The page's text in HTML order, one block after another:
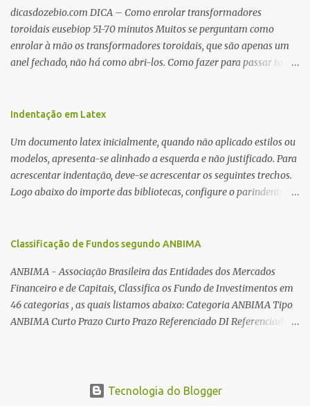
dicasdozebio.com DICA – Como enrolar transformadores
toroidais eusebiop 51-70 minutos Muitos se perguntam como
enrolar à mão os transformadores toroidais, que são apenas um
anel fechado, não há como abri-los. Como fazer para passar toda
utilizadas para automatizar a bobinagem de grandes e pequenos
dos núcleos e dos transformadores toroidais e como foram
desmontados dois deles. Características dos transformadores
toroidais Os transformadores toroidais tem aparecido cada vez
mais em circuitos eletrônicos, pois apresentam algumas
é baixíssima ao redor do transformador, o que perm...
Indentação em Latex
Um documento latex inicialmente, quando não aplicado estilos ou
modelos, apresenta-se alinhado a esquerda e não justificado. Para
acrescentar indentação, deve-se acrescentar os seguintes trechos.
Logo abaixo do importe das bibliotecas, configure o parindent:
{1cm plus 4mm minus 3mm} Para indentar um paragrafo
de um paragrafo, use: \noindent
Classificação de Fundos segundo ANBIMA
ANBIMA - Associação Brasileira das Entidades dos Mercados
Financeiro e de Capitais, Classifica os Fundo de Investimentos em
46 categorias , as quais listamos abaixo: Categoria ANBIMA Tipo
ANBIMA Curto Prazo Curto Prazo Referenciado DI Referenciado
Multimercados Multimercados Macro * ...
Tecnologia do Blogger